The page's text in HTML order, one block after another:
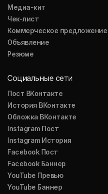
Медиа-кит
Чек-лист
Коммерческое предложение
Объявление
Резюме
Социальные сети
Пост ВКонтакте
История ВКонтакте
Обложка ВКонтакте
Instagram Пост
Instagram История
Facebook Пост
Facebook Баннер
YouTube Превью
YouTube Баннер